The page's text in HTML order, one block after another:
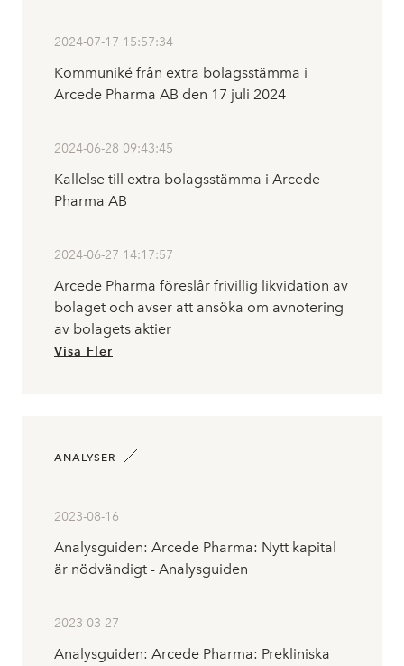
2024-07-17 15:57:34
Kommuniké från extra bolagsstämma i
Arcede Pharma AB den 17 juli 2024
2024-06-28 09:43:45
Kallelse till extra bolagsstämma i Arcede
Pharma AB
2024-06-27 14:17:57
Arcede Pharma föreslår frivillig likvidation av
bolaget och avser att ansöka om avnotering
av bolagets aktier
Visa Fler
ANALYSER
2023-08-16
Analysguiden: Arcede Pharma: Nytt kapital
är nödvändigt - Analysguiden
2023-03-27
Analysguiden: Arcede Pharma: Prekliniska